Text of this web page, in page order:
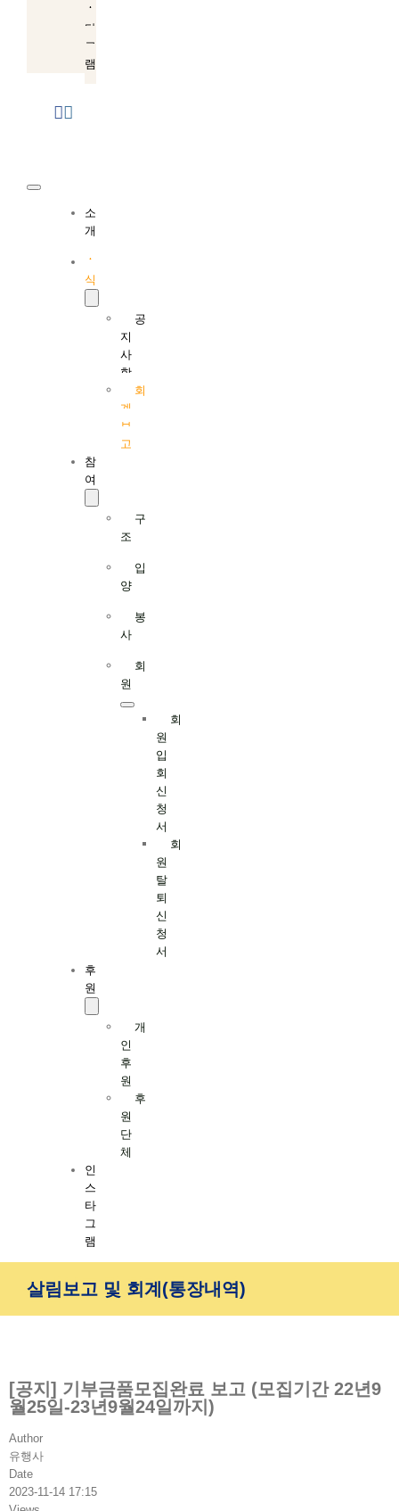
스
타
그
램
Toggle
Navigation
소
개
소
식
공
지
사
항
회
계
보
고
참
여
구
조
입
양
봉
사
회
원
회
원
입
회
신
청
서
회
원
탈
퇴
신
청
서
후
원
개
인
후
원
후
원
단
체
인
스
타
그
램
살림보고 및 회계(통장내역)
[공지] 기부금품모집완료 보고 (모집기간 22년9
월25일-23년9월24일까지)
Author
유행사
Date
2023-11-14 17:15